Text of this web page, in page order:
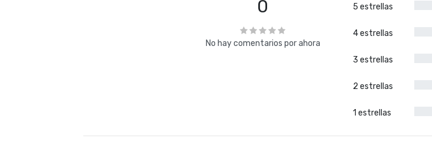
0
No hay comentarios por ahora
5 estrellas
4 estrellas
3 estrellas
2 estrellas
1 estrellas